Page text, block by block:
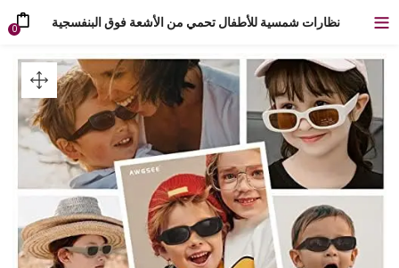
نظارات شمسية للأطفال تحمي من الأشعة فوق البنفسجية 0